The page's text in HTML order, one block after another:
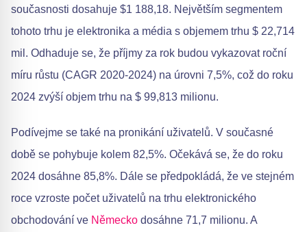
současnosti dosahuje $1 188,18. Největším segmentem
tohoto trhu je elektronika a média s objemem trhu $ 22,714
mil. Odhaduje se, že příjmy za rok budou vykazovat roční
míru růstu (CAGR 2020-2024) na úrovni 7,5%, což do roku
2024 zvýší objem trhu na $ 99,813 milionu.
Podívejme se také na pronikání uživatelů. V současné
době se pohybuje kolem 82,5%. Očekává se, že do roku
2024 dosáhne 85,8%. Dále se předpokládá, že ve stejném
roce vzroste počet uživatelů na trhu elektronického
obchodování ve Německo dosáhne 71,7 milionu. A